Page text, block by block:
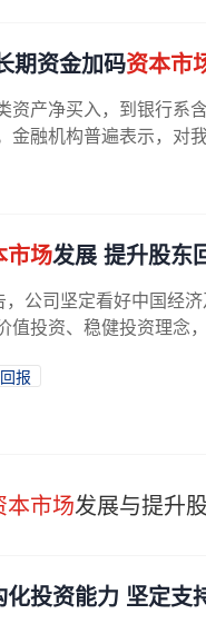
期资金加码资本市
资产净买入，到银行系
金融机构普遍表示，对
市场发展 提升股东
公司坚定看好中国经
值投资、稳健投资理念
报
本市场发展与提升
投资能力 坚定支